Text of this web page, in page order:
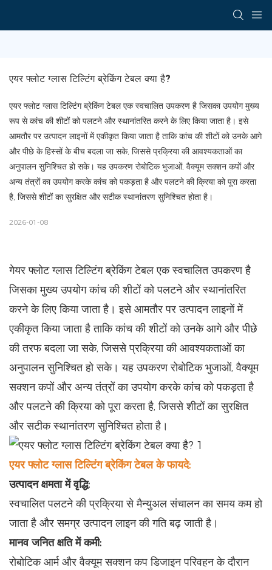
एयर फ्लोट ग्लास टिल्टिंग ब्रेकिंग टेबल क्या है?
एयर फ्लोट ग्लास टिल्टिंग ब्रेकिंग टेबल एक स्वचालित उपकरण है जिसका उपयोग मुख्य
रूप से कांच की शीटों को पलटने और स्थानांतरित करने के लिए किया जाता है। इसे
आमतौर पर उत्पादन लाइनों में एकीकृत किया जाता है ताकि कांच की शीटों को उनके आगे
और पीछे के हिस्सों के बीच बदला जा सके, जिससे प्रक्रिया की आवश्यकताओं का
अनुपालन सुनिश्चित हो सके। यह उपकरण रोबोटिक भुजाओं, वैक्यूम सक्शन कपों और
अन्य तंत्रों का उपयोग करके कांच को पकड़ता है और पलटने की क्रिया को पूरा करता
है, जिससे शीटों का सुरक्षित और सटीक स्थानांतरण सुनिश्चित होता है।
2026-01-08
गेयर फ्लोट ग्लास टिल्टिंग ब्रेकिंग टेबल एक स्वचालित उपकरण है
जिसका मुख्य उपयोग कांच की शीटों को पलटने और स्थानांतरित
करने के लिए किया जाता है। इसे आमतौर पर उत्पादन लाइनों में
एकीकृत किया जाता है ताकि कांच की शीटों को उनके आगे और पीछे
की तरफ बदला जा सके, जिससे प्रक्रिया की आवश्यकताओं का
अनुपालन सुनिश्चित हो सके। यह उपकरण रोबोटिक भुजाओं, वैक्यूम
सक्शन कपों और अन्य तंत्रों का उपयोग करके कांच को पकड़ता है
और पलटने की क्रिया को पूरा करता है, जिससे शीटों का सुरक्षित
और सटीक स्थानांतरण सुनिश्चित होता है।
एयर फ्लोट ग्लास टिल्टिंग ब्रेकिंग टेबल के फायदे:
उत्पादन क्षमता में वृद्धि:
स्वचालित पलटने की प्रक्रिया से मैन्युअल संचालन का समय कम हो
जाता है और समग्र उत्पादन लाइन की गति बढ़ जाती है।
मानव जनित क्षति में कमी:
रोबोटिक आर्म और वैक्यूम सक्शन कप डिजाइन परिवहन के दौरान